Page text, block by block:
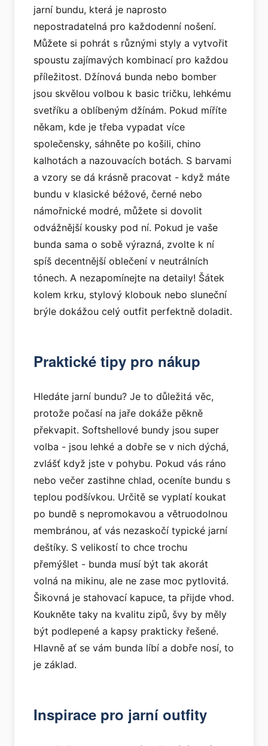
jarní bundu, která je naprosto
nepostradatelná pro každodenní nošení.
Můžete si pohrát s různými styly a vytvořit
spoustu zajímavých kombinací pro každou
příležitost. Džínová bunda nebo bomber
jsou skvělou volbou k basic tričku, lehkému
svetříku a oblíbeným džínám. Pokud míříte
někam, kde je třeba vypadat více
společensky, sáhněte po košili, chino
kalhotách a nazouvacích botách. S barvami
a vzory se dá krásně pracovat - když máte
bundu v klasické béžové, černé nebo
námořnické modré, můžete si dovolit
odvážnější kousky pod ní. Pokud je vaše
bunda sama o sobě výrazná, zvolte k ní
spíš decentnější oblečení v neutrálních
tónech. A nezapomínejte na detaily! Šátek
kolem krku, stylový klobouk nebo sluneční
brýle dokážou celý outfit perfektně doladit.
Praktické tipy pro nákup
Hledáte jarní bundu? Je to důležitá věc,
protože počasí na jaře dokáže pěkně
překvapit. Softshellové bundy jsou super
volba - jsou lehké a dobře se v nich dýchá,
zvlášť když jste v pohybu. Pokud vás ráno
nebo večer zastihne chlad, oceníte bundu s
teplou podšívkou. Určitě se vyplatí koukat
po bundě s nepromokavou a větruodolnou
membránou, ať vás nezaskočí typické jarní
deštíky. S velikostí to chce trochu
přemýšlet - bunda musí být tak akorát
volná na mikinu, ale ne zase moc pytlovitá.
Šikovná je stahovací kapuce, ta přijde vhod.
Koukněte taky na kvalitu zipů, švy by měly
být podlepené a kapsy prakticky řešené.
Hlavně ať se vám bunda líbí a dobře nosí, to
je základ.
Inspirace pro jarní outfity